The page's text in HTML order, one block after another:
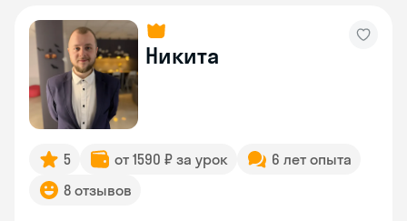
Никита
5 от 1590 ₽ за урок
6 лет опыта
8 отзывов